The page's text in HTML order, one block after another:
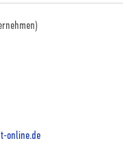
online.de